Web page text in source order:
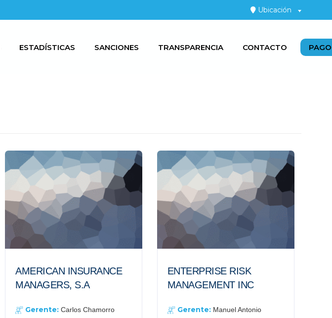
Ubicación
ESTADÍSTICAS SANCIONES TRANSPARENCIA CONTACTO
AMERICAN INSURANCE
MANAGERS, S.A
Gerente:Carlos Chamorro
ENTERPRISE RISK
MANAGEMENT INC
Gerente: Manuel Antonio